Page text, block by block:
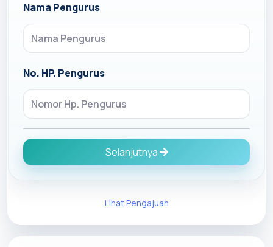
Nama Pengurus
No. HP. Pengurus
Selanjutnya
Lihat Pengajuan